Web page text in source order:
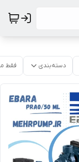
دسته‌بندی فقط